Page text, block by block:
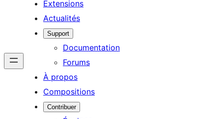
Extensions
Actualités
Support
Documentation
Forums
À propos
Compositions
Contribuer